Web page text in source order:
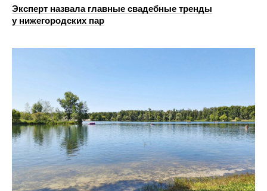
Эксперт назвала главные свадебные тренды
у нижегородских пар